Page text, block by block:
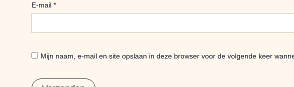
E-mail *
Mijn naam, e-mail en site opslaan in deze browser voor de volgende keer